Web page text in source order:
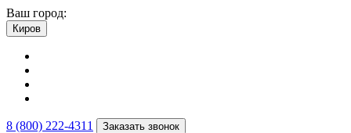
Ваш город:
Киров
8 (800) 222-4311 Заказать звонок